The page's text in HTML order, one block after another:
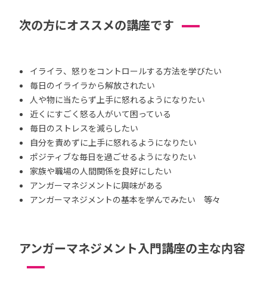
次の方にオススメの講座です
イライラ、怒りをコントロールする方法を学びたい
毎日のイライラから解放されたい
人や物に当たらず上手に怒れるようになりたい
近くにすごく怒る人がいて困っている
毎日のストレスを減らしたい
自分を責めずに上手に怒れるようになりたい
ポジティブな毎日を過ごせるようになりたい
家族や職場の人間関係を良好にしたい
アンガーマネジメントに興味がある
アンガーマネジメントの基本を学んでみたい 等々
アンガーマネジメント入門講座の主な内容